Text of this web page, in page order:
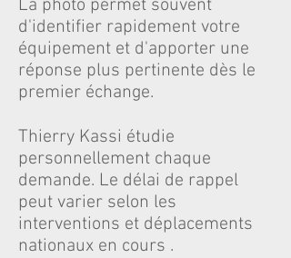
La photo permet souvent
d'identifier rapidement votre
équipement et d'apporter une
réponse plus pertinente dès le
premier échange.
Thierry Kassi étudie
personnellement chaque
demande. Le délai de rappel
peut varier selon les
interventions et déplacements
nationaux en cours .